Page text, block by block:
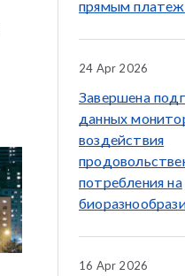
прямым
24 Apr 2026
Завершена
данных
воздействия
потребления на
16 Apr 2026